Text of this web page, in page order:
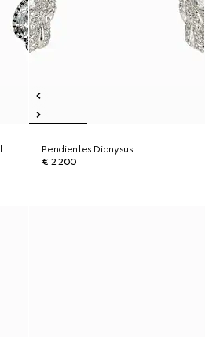
Pendientes Dionysus
€ 2.200